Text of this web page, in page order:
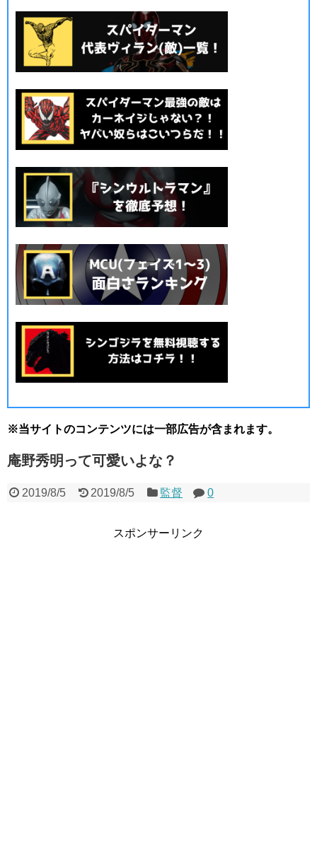
※当サイトのコンテンツには一部広告が含まれます。
庵野秀明って可愛いよな？
2019/8/5 2019/8/5 監督 0
スポンサーリンク